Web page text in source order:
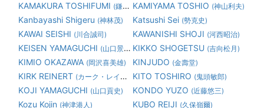
KAMAKURA TOSHIFUMI (鎌倉俊文) KAMIYAMA TOSHIO (神山利夫)
Kanbayashi Shigeru (神林茂) Katsushi Sei (勢克史)
KAWAI SEISHI (川合誠司) KAWANISHI SHOJI (河西昭治)
KEISEN YAMAGUCHI (山口景泉) KIKKO SHOGETSU (吉向松月)
KIMIO OKAZAWA (岡沢喜美雄) KINJUDO (金壽堂)
KIRK REINERT (カーク・レイナート) KITO TOSHIRO (鬼頭敏郎)
KOJI YAMAGUCHI (山口貢史) KONDO YUZO (近藤悠三)
Kozu Kojin (神津港人) KUBO REIJI (久保嶺爾)